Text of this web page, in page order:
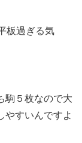
板過ぎる気
駒５枚なので大
やすいんですよ